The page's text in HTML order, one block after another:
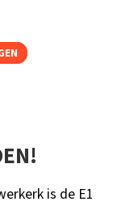
is de E1